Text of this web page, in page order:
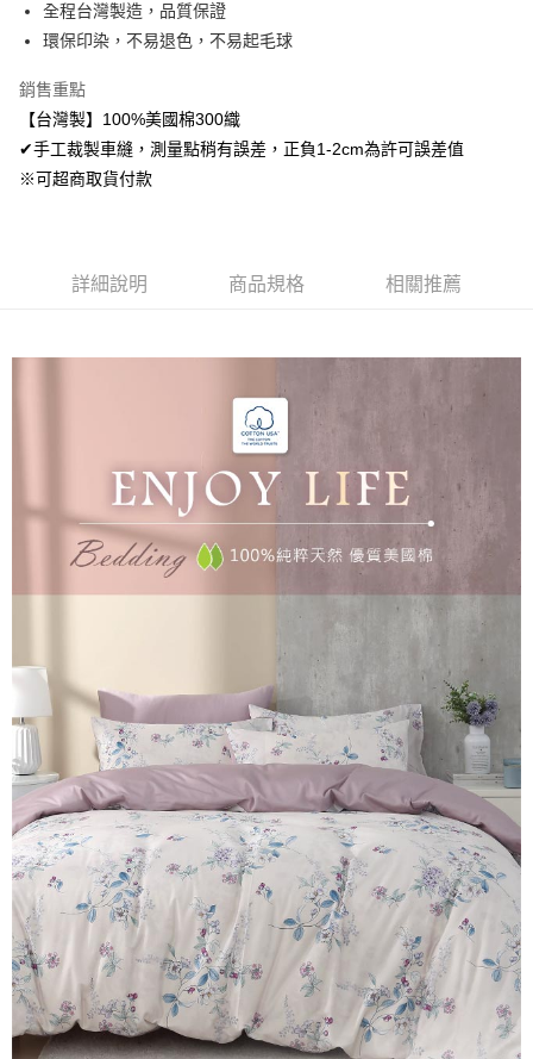
Google Pay
AFTEE先享後付
相關說明
AFTEE先享後付是「在收到商品之後才付款」的支付方式。 讓您購物簡單
便利好安心！
【「AFTEE先享後付」結帳流程】
ATM／網路銀行／等多元方式進行付款，方視為交易完成。
※ 請注意：結帳手續完成當下不需立刻繳費，但若您需要取消訂單，請聯絡
購買商品的店家。未經商家同意取消之訂單仍視為有效，需透過AFTEE先享
※ 交易是否成功請以「AFTEE先享後付 」之結帳頁面顯示為準，若有關於
是否繳費成功／繳費後需取消欲退款等相關疑問，請聯繫「AFTEE先享後付
客戶支援中心」https://netprotections.freshdesk.com/support/home
【注意事項】
易，需依本服務之必要範圍內提供個人資料，並將交易相關給付款項請求債
https://aftee.tw/terms/#terms3
３．未成年的使用者請事先徵得法定代理人或監護人之同意方可使用
「AFTEE先享後付」，若未經同意申辦者引起之損失，本公司不負相關責
任。
４．使用「AFTEE先享後付」時，將依據個別帳號之用戶狀況，依本公司即
時審查核予不同之上限額度；若仍有額度不足之情形，本公司將視審查結果
請求用戶進行身份認證。
５．嚴禁一人註冊多個帳號或使用他人資訊註冊。若發現惡意使用之情形，
恩沛科技股份有限公司將有權停止該用戶之使用額度並採取法律行動。
ATM付款
免運費
每筆NT$60，滿NT$499(含以上)免運費
付款後7-11取貨
每筆NT$60，滿NT$499(含以上)免運費
每筆NT$100，滿NT$499(含以上)免運費
全程台灣製造，品質保證
環保印染，不易退色，不易起毛球
銷售重點
【台灣製】100%美國棉300織
✔手工裁製車縫，測量點稍有誤差，正負1-2cm為許可誤差值
※可超商取貨付款
詳細說明 商品規格 相關推薦